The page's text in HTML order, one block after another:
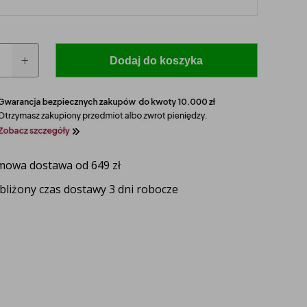
model i rocznik swojego ciągnika, a nasz
idealnie dopasowane lampy, zapewniające
Dodaj do koszyka
dostawa od 649 zł
czas dostawy 3 dni robocze